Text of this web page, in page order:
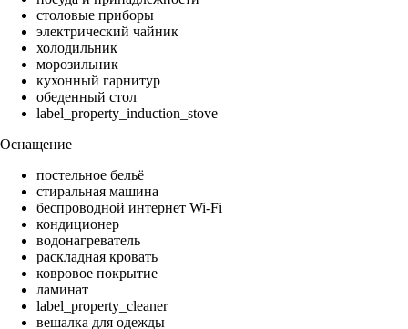
столовые приборы
электрический чайник
холодильник
морозильник
кухонный гарнитур
обеденный стол
label_property_induction_stove
Оснащение
постельное бельё
стиральная машина
беспроводной интернет Wi-Fi
кондиционер
водонагреватель
раскладная кровать
ковровое покрытие
ламинат
label_property_cleaner
вешалка для одежды